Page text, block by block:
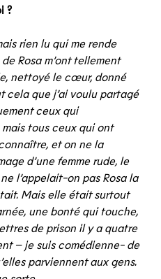
?
rien lu qui me rende
Rosa m’ont tellement
nettoyé le cœur, donné
cela que j’ai voulu partagé
ceux qui
tous ceux qui ont
et on ne la
d’une femme rude, le
l’appelait-on pas Rosa la
Mais elle était surtout
une bonté qui touche,
de prison il y a quatre
– je suis comédienne- de
parviennent aux gens.